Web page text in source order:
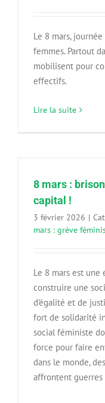
Le 8 mars,
femmes. Partout
mobilisent pour
effectifs.
Lire la suite
8 mars :
capital !
3 février 2026 |
mars : grève
Le 8 mars est
construire une
d’égalité et de
fort de solidarité
social féministe
force pour faire
dans le monde,
affrontent guerres